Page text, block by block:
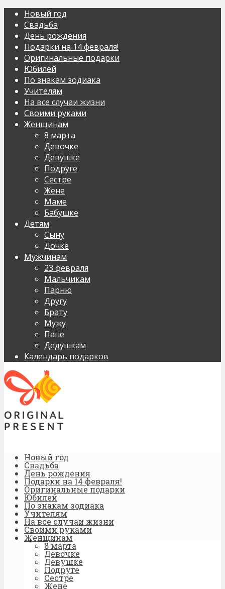
Новый год
Свадьба
День рождения
Подарки на 14 февраля!
Оригинальные подарки
Юбилей
По знакам зодиака
Учителям
На все случаи жизни
Своими руками
Женщинам
8 марта
Девочке
Девушке
Подруге
Сестре
Жене
Маме
Бабушке
Детям
Сыну
Дочке
Мужчинам
23 февраля
Мальчикам
Парню
Другу
Брату
Мужу
Папе
Дедушкам
Календарь подарков
Новый год
Свадьба
День рождения
Подарки на 14 февраля!
Оригинальные подарки
Юбилей
По знакам зодиака
Учителям
На все случаи жизни
Своими руками
Женщинам
8 марта
Девочке
Девушке
Подруге
Сестре
Жене